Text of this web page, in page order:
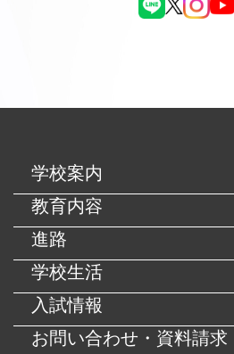
学校案内
教育内容
進路
学校生活
入試情報
お問い合わせ・資料請求